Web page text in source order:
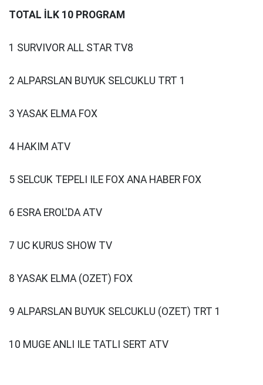
TOTAL İLK 10 PROGRAM
1 SURVIVOR ALL STAR TV8
2 ALPARSLAN BUYUK SELCUKLU TRT 1
3 YASAK ELMA FOX
4 HAKIM ATV
5 SELCUK TEPELI ILE FOX ANA HABER FOX
6 ESRA EROL'DA ATV
7 UC KURUS SHOW TV
8 YASAK ELMA (OZET) FOX
9 ALPARSLAN BUYUK SELCUKLU (OZET) TRT 1
10 MUGE ANLI ILE TATLI SERT ATV